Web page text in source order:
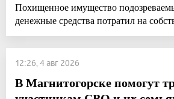
Похищенное имущество
денежные средства потратил на
12:26, 4 авг 2026
В Магнитогорске помогут